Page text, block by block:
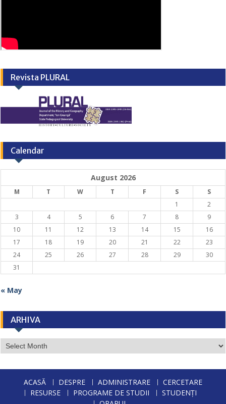
Revista PLURAL
Calendar
August 2026
M T W T F S
S
1
2
3
4 5 6 7 8
9
10
11 12 13 14 15
16
17
18 19 20 21 22
23
24
25 26 27 28 29
30
31
« May
ARHIVA
ARHIVA
ACASĂ DESPRE ADMINISTRARE
CERCETARE
RESURSE
PROGRAME DE STUDII
STUDENȚI